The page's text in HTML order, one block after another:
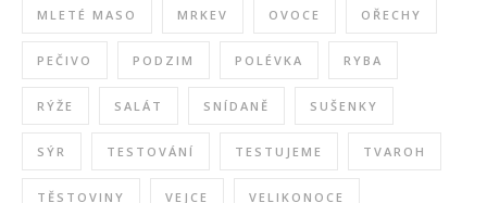
MLETÉ MASO MRKEV OVOCE OŘECHY
PEČIVO PODZIM POLÉVKA RYBA
RÝŽE SALÁT SNÍDANĚ SUŠENKY
SÝR TESTOVÁNÍ TESTUJEME TVAROH
TĚSTOVINY VEJCE VELIKONOCE